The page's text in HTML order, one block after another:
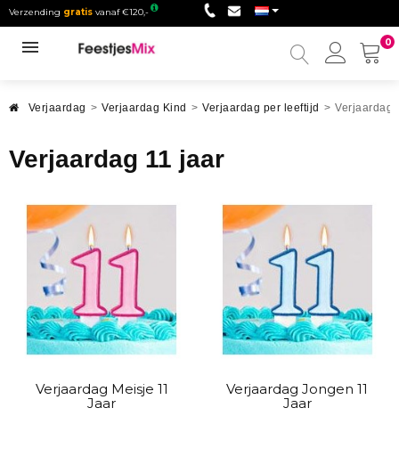
Verzending gratis vanaf €120,-
0
Mijn
Verjaardag > Verjaardag Kind > Verjaardag per leeftijd > Verjaardag
Verjaardag 11 jaar
Verjaardag Meisje 11
Jaar
Verjaardag Jongen 11
Jaar